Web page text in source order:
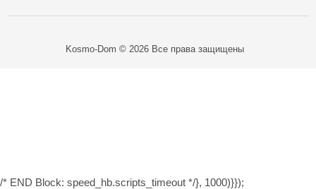
Kosmo-Dom © 2026 Все права защищены
/* END Block: speed_hb.scripts_timeout */}, 1000)}});